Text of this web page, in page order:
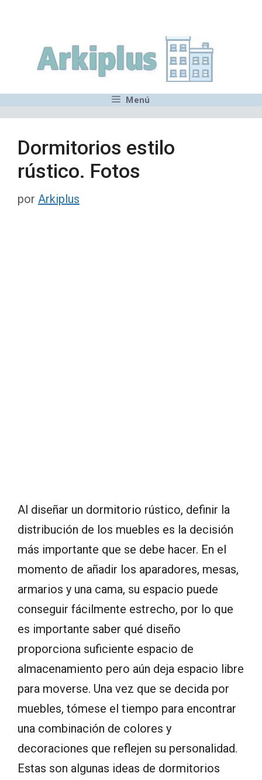
contenido
Menú
Dormitorios estilo
rústico. Fotos
por Arkiplus
Al diseñar un dormitorio rústico, definir la
distribución de los muebles es la decisión
más importante que se debe hacer. En el
momento de añadir los aparadores, mesas,
armarios y una cama, su espacio puede
conseguir fácilmente estrecho, por lo que
es importante saber qué diseño
proporciona suficiente espacio de
almacenamiento pero aún deja espacio libre
para moverse. Una vez que se decida por
muebles, tómese el tiempo para encontrar
una combinación de colores y
decoraciones que reflejen su personalidad.
Estas son algunas ideas de dormitorios